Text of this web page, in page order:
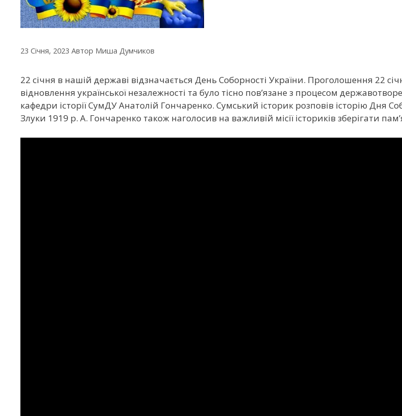
23 Січня, 2023 Автор Миша Думчиков
22 січня в нашій державі відзначається День Соборності України. Проголошення 22
відновлення української незалежності та було тісно пов’язане з процесом
кафедри історії СумДУ Анатолій Гончаренко. Сумський історик розповів історію Дня
Злуки 1919 р. А. Гончаренко також наголосив на важливій місії істориків зберігати